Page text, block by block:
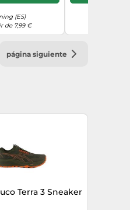
(ES)
de 7,99 €
página siguiente
Terra 3 Sneaker